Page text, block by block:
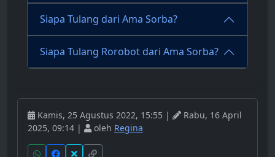
Siapa Tulang dari Ama Sorba?
Siapa Tulang Rorobot dari Ama Sorba?
Kamis, 25 Agustus 2022, 15:55 |
Rabu, 16 April
2025, 09:14 |
oleh Regina